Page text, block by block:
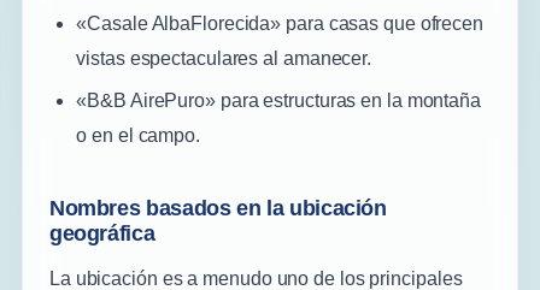
«Casale AlbaFlorecida» para casas que ofrecen
vistas espectaculares al amanecer.
«B&B AirePuro» para estructuras en la montaña
o en el campo.
Nombres basados en la ubicación
geográfica
La ubicación es a menudo uno de los principales